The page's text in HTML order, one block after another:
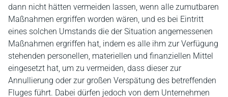
dann nicht hätten vermeiden lassen, wenn alle zumutbaren
Maßnahmen ergriffen worden wären, und es bei Eintritt
eines solchen Umstands die der Situation angemessenen
Maßnahmen ergriffen hat, indem es alle ihm zur Verfügung
stehenden personellen, materiellen und finanziellen Mittel
eingesetzt hat, um zu vermeiden, dass dieser zur
Annullierung oder zur großen Verspätung des betreffenden
Fluges führt. Dabei dürfen jedoch von dem Unternehmen